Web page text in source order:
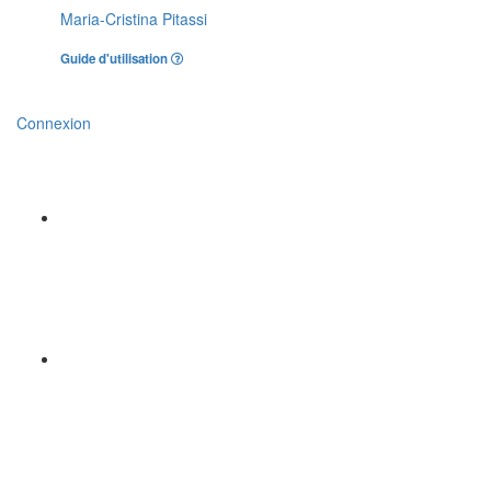
Maria-Cristina Pitassi
Guide d'utilisation
Connexion